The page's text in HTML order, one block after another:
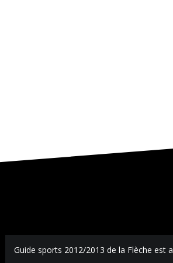
Guide sports 2012/2013 de la Flèche est